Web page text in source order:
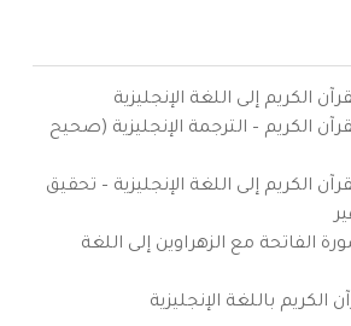
الكريم إلى اللغة الإنجليزية
الكريم – الترجمة الإنجليزية (صحيح
الكريم إلى اللغة الإنجليزية – تحقيق
الفاتحة مع الزهراوين إلى اللغة
الكريم باللغة الإنجليزية